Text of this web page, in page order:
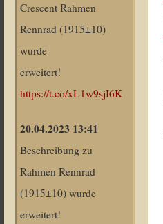
Crescent Rahmen
Rennrad (1915±10)
wurde
erweitert!
https://t.co/xL1w9sjI6K
20.04.2023 13:41
Beschreibung zu
Rahmen Rennrad
(1915±10) wurde
erweitert!